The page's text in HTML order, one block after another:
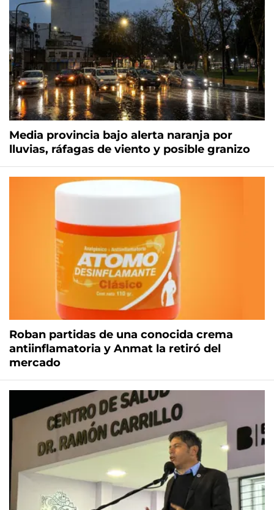
Media provincia bajo alerta naranja por
lluvias, ráfagas de viento y posible granizo
Roban partidas de una conocida crema
antiinflamatoria y Anmat la retiró del
mercado